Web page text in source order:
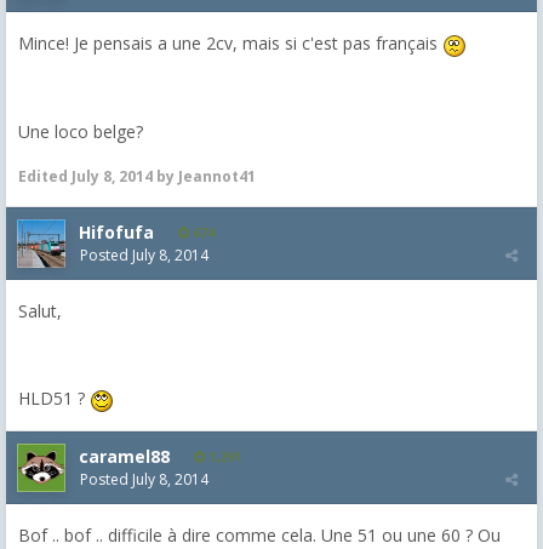
Mince! Je pensais a une 2cv, mais si c'est pas français
Une loco belge?
Edited July 8, 2014 by Jeannot41
Hifofufa 674
Posted July 8, 2014
Salut,
HLD51 ?
caramel88 1,291
Posted July 8, 2014
Bof .. bof .. difficile à dire comme cela. Une 51 ou une 60 ? Ou